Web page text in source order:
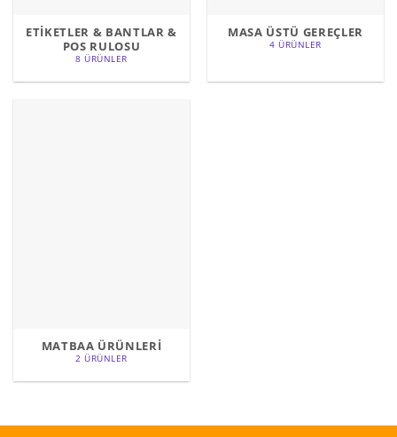
ETİKETLER & BANTLAR &
POS RULOSU
8 ÜRÜNLER
MASA ÜSTÜ GEREÇLER
4 ÜRÜNLER
MATBAA ÜRÜNLERİ
2 ÜRÜNLER